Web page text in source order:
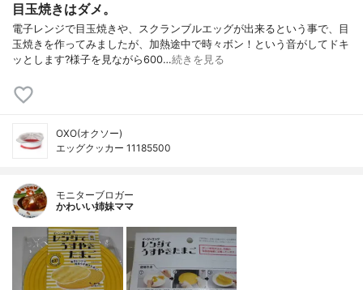
目玉焼きはダメ。
電子レンジで目玉焼きや、スクランブルエッグが出来るという事で、目
玉焼きを作ってみましたが、加熱途中で時々ボン！という音がしてドキ
ッとします?様子を見ながら600…続きを見る
OXO(オクソー)
エッグクッカー 11185500
モニターブロガー
かわいい姉妹ママ